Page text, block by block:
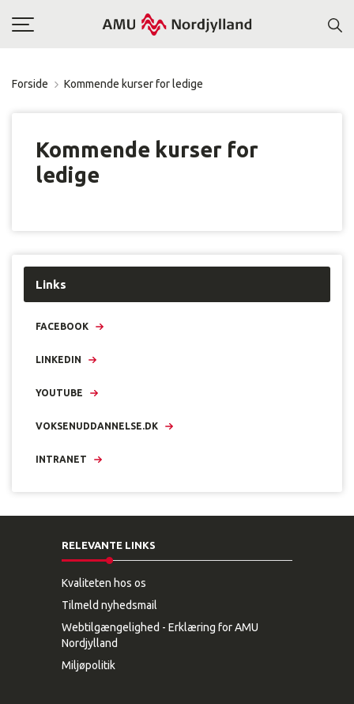
Toggle
Forside Kommende kurser for ledige
Kommende kurser for
ledige
Links
FACEBOOK
LINKEDIN
YOUTUBE
VOKSENUDDANNELSE.DK
INTRANET
RELEVANTE LINKS
Kvaliteten hos os
Tilmeld nyhedsmail
Webtilgængelighed - Erklæring for AMU
Nordjylland
Miljøpolitik